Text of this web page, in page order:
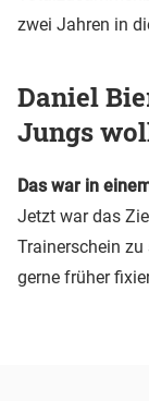
zwei Jahren in
Daniel
Jungs
Das war in
Jetzt war das
Trainerschein
gerne früher